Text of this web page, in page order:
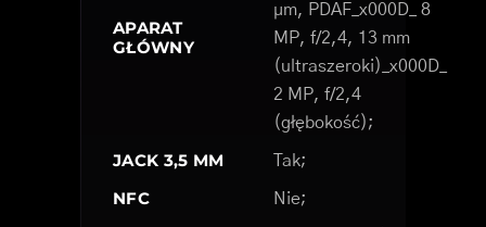
APARAT
GŁÓWNY
µm, PDAF_x000D_ 8
MP, f/2,4, 13 mm
(ultraszeroki)_x000D_
2 MP, f/2,4
(głębokość);
JACK 3,5 MM Tak;
NFC Nie;